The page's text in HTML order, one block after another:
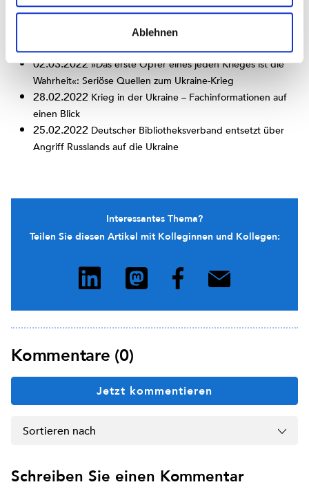
Ablehnen
Ukraine
Stellungnahme zum Ukraine-Krieg: IFLA
schließt russische Mitglieder nicht aus
02.03.2022»Das erste Opfer eines jeden Krieges ist die
Wahrheit«: Seriöse Quellen zum Ukraine-Krieg
28.02.2022 Krieg in der Ukraine – Fachinformationen auf
einen Blick
25.02.2022 Deutscher Bibliotheksverband entsetzt über
Angriff Russlands auf die Ukraine
Interessantes Thema?
Teilen Sie diesen Artikel mit Kolleginnen und Kollegen:
Kommentare (0)
Jetzt kommentieren
Sortieren nach
Schreiben Sie einen Kommentar